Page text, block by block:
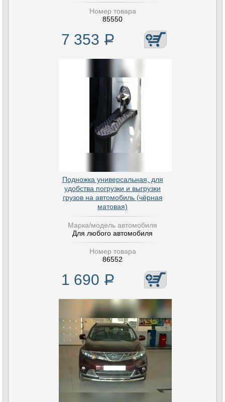
Номер товара
85550
7 353 Р
Подножка универсальная, для
удобства погрузки и выгрузки
грузов на автомобиль (чёрная
матовая)
Марка/модель автомобиля
Для любого автомобиля
Номер товара
86552
1 690 Р